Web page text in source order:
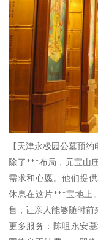
【天津永极园公墓预
除了***布局，元宝山
需求和心愿。他们提
休息在这片***宝地上
售，让亲人能够随时前
更多服务：陈咀永安